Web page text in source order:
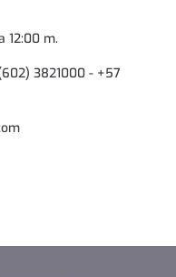
12:00 m.
3821000 - +57